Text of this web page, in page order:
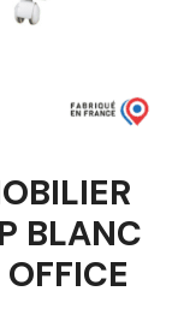
BLANC